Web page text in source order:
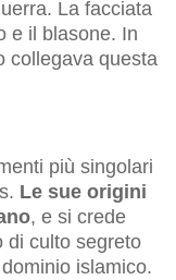
La facciata
e il blasone. In
collegava questa
più singolari
Le sue origini
, e si crede
di culto segreto
islamico.